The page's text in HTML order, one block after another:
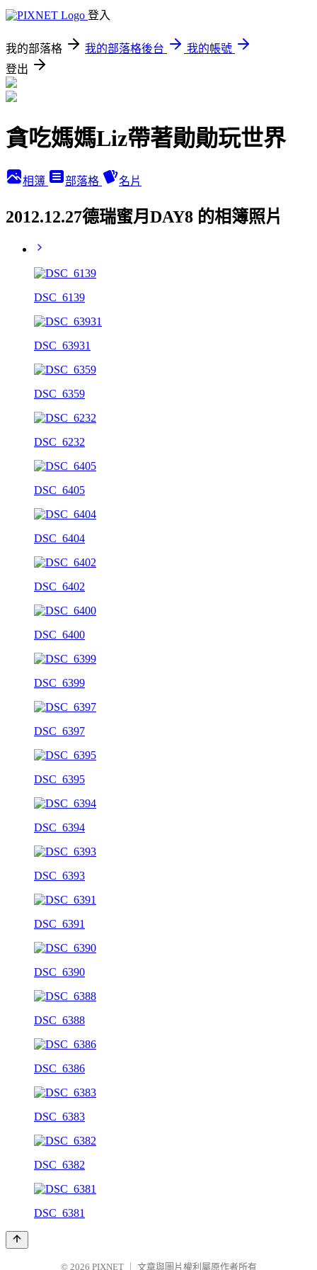
登入
我的部落格 我的部落格後台
我的帳號
登出
貪吃媽媽Liz帶著勛勛玩世界
相簿 部落格 名片
2012.12.27德瑞蜜月DAY8 的相簿照片
DSC_6139
DSC_63931
DSC_6359
DSC_6232
DSC_6405
DSC_6404
DSC_6402
DSC_6400
DSC_6399
DSC_6397
DSC_6395
DSC_6394
DSC_6393
DSC_6391
DSC_6390
DSC_6388
DSC_6386
DSC_6383
DSC_6382
DSC_6381
© 2026 PIXNET 文章與圖片權利屬原作者所有